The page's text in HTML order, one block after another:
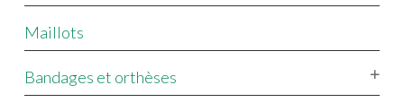
Maillots
Bandages et orthèses